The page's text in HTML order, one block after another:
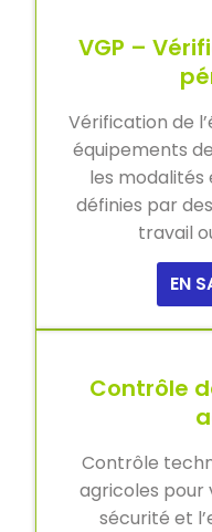
VGP –
Vérification de
équipements
les modalités
définies par
travail
EN
Contrôle
Contrôle
agricoles pour
sécurité et